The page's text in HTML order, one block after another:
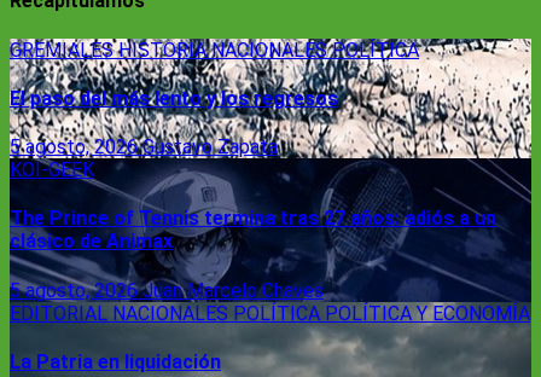
GREMIALESHISTORIANACIONALESPOLÍTICA
El paso del más lento y los regresos
5 agosto, 2026Gustavo Zapata
KOI-GEEK
The Prince of Tennis termina tras 27 años: adiós a un
clásico de Animax
5 agosto, 2026Juan Marcelo Chaves
EDITORIAL NACIONALES POLÍTICA POLÍTICA Y ECONOMÍA
La Patria en liquidación